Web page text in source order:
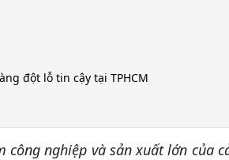
đột lỗ tin cậy tại TPHCM
nghiệp và sản xuất lớn của